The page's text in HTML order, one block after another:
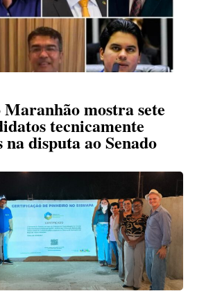
Maranhão mostra sete
tecnicamente
na disputa ao Senado